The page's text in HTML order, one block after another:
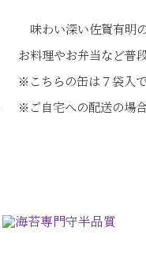
味わい深い佐賀有明
お料理やお弁当など普
※こちらの缶は７袋入で
※ご自宅への配送の場